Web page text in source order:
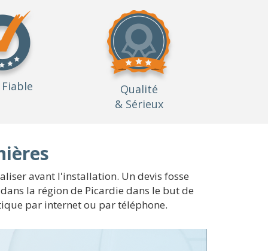
Fiable
Qualité
& Sérieux
avant l'installation. Un devis fosse
la région de Picardie dans le but de
par internet ou par téléphone.